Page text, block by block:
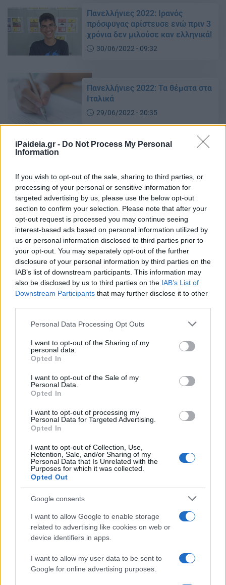
iPaideia.gr - Do Not Process My Personal
Information
If you wish to opt-out of the sale, sharing to third parties, or
processing of your personal or sensitive information for
targeted advertising by us, please use the below opt-out
section to confirm your selection. Please note that after your
opt-out request is processed you may continue seeing
interest-based ads based on personal information utilized by
us or personal information disclosed to third parties prior to
your opt-out. You may separately opt-out of the further
disclosure of your personal information by third parties on the
IAB’s list of downstream participants. This information may
also be disclosed by us to third parties on the IAB’s List of
Downstream Participants that may further disclose it to other
Please note that this website/app uses one or more Google
not limited to your visit or usage behaviour. You may click to
grant or deny consent to Google and its third-party tags to
use your data for below specified purposes in below Google
consent section.
Personal Data Processing Opt Outs
I want to opt-out of the Sharing of my
personal data.
Opted In
I want to opt-out of the Sale of my
Personal Data.
Opted In
I want to opt-out of processing my
Personal Data for Targeted Advertising.
Opted In
I want to opt-out of Collection, Use,
Retention, Sale, and/or Sharing of my
Personal Data that Is Unrelated with the
Purposes for which it was collected.
Opted Out
Google consents
I want to allow Google to enable storage
related to advertising like cookies on web or
device identifiers in apps.
I want to allow my user data to be sent to
Google for online advertising purposes.
Πανελλήνιες 2022: Ιρανός
πρόσφυγας αρίστευσε ενώ πριν 3
χρόνια δεν μιλούσε καν ελληνικά!
30/06/2022 - 09:32
Πανελλήνιες 2022: Τα θέματα στα
Ιταλικά
29/06/2022 - 20:35
των μαθητών ΕΠΑΛ
29/06/2022 - 19:50
Πανελλήνιες 2022 : Πολύτεκνη
μητέρα πέρασε στο Πολυτεχνείο
– Πώς πέτυχε χωρίς
φροντιστήριο
29/06/2022 - 16:49
οι μαθητές στα μαθηματικά – Οι
29/06/2022 - 16:14
Πανελλήνιες 2022: Πτώση των
βαθμολογίες
29/06/2022 - 14:30
Πανελλήνιες 2022: 1 στις 3
υποψηφίους εκτός ΑΕΙ
29/06/2022 - 13:22
Πανελλήνιες – βάσεις 2022:
Δείτε τις εκτιμήσεις για τις
29/06/2022 - 13:01